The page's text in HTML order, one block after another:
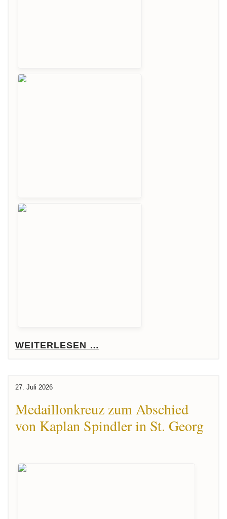
WEITERLESEN …
27. Juli 2026
Medaillonkreuz zum Abschied
von Kaplan Spindler in St. Georg